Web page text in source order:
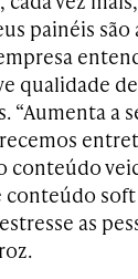
painéis
qualidade
“Aumenta a
conteúdo
conteúdo
as